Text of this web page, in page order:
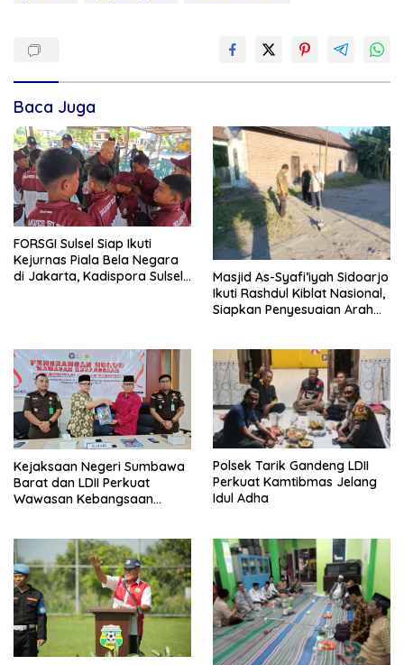
Baca Juga
FORSGI Sulsel Siap Ikuti
Kejurnas Piala Bela Negara
di Jakarta, Kadispora Sulsel
Masjid As-Syafi’iyah Sidoarjo
Ikuti Rashdul Kiblat Nasional,
Siapkan Penyesuaian Arah
Kejaksaan Negeri Sumbawa
Barat dan LDII Perkuat
Wawasan Kebangsaan
Polsek Tarik Gandeng LDII
Perkuat Kamtibmas Jelang
Idul Adha